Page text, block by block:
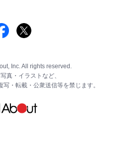
Inc. All rights reserved.
真・イラストなど、
・転載・公衆送信等を禁じます。